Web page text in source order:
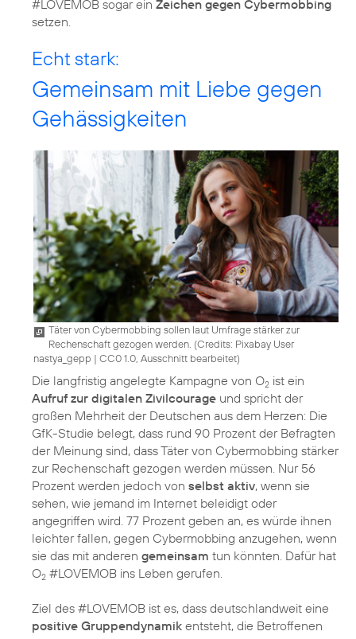
#LOVEMOB sogar ein Zeichen gegen Cybermobbing
setzen.
Echt stark:
Gemeinsam mit Liebe gegen
Gehässigkeiten
Täter von Cybermobbing sollen laut Umfrage stärker zur
Rechenschaft gezogen werden. (Credits: Pixabay User
nastya_gepp | CC0 1.0, Ausschnitt bearbeitet)
Die langfristig angelegte Kampagne von O2 ist ein
Aufruf zur digitalen Zivilcourage und spricht der
großen Mehrheit der Deutschen aus dem Herzen: Die
GfK-Studie belegt, dass rund 90 Prozent der Befragten
der Meinung sind, dass Täter von Cybermobbing stärker
zur Rechenschaft gezogen werden müssen. Nur 56
Prozent werden jedoch von selbst aktiv, wenn sie
sehen, wie jemand im Internet beleidigt oder
angegriffen wird. 77 Prozent geben an, es würde ihnen
leichter fallen, gegen Cybermobbing anzugehen, wenn
sie das mit anderen gemeinsam tun könnten. Dafür hat
O2 #LOVEMOB ins Leben gerufen.
Ziel des #LOVEMOB ist es, dass deutschlandweit eine
positive Gruppendynamik entsteht, die Betroffenen